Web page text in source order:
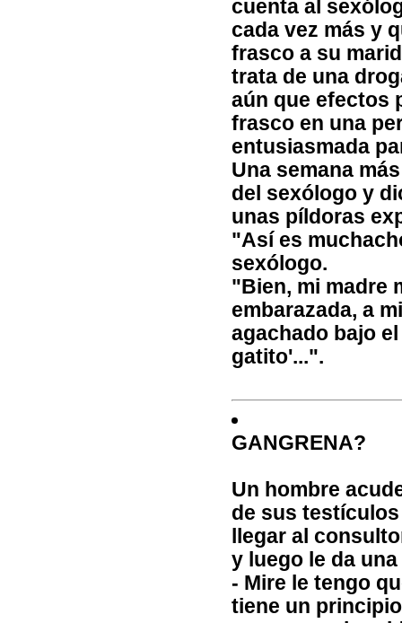
cuenta al
cada vez más y
frasco a su
trata de una
aún que efectos
frasco en una
entusiasmada
Una semana
del sexólogo y
unas píldoras
"Así es
sexólogo.
"Bien, mi madre
embarazada, a
agachado bajo
gatito'...".
GANGRENA?
Un hombre
de sus
llegar al
y luego le da
- Mire le tengo
tiene un